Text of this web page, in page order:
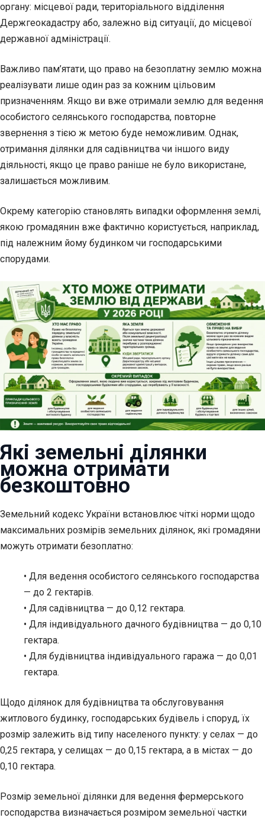
органу: місцевої ради, територіального відділення
Держгеокадастру або, залежно від ситуації, до місцевої
державної адміністрації.
Важливо пам’ятати, що право на безоплатну землю можна
реалізувати лише один раз за кожним цільовим
призначенням. Якщо ви вже отримали землю для ведення
особистого селянського господарства, повторне
звернення з тією ж метою буде неможливим. Однак,
отримання ділянки для садівництва чи іншого виду
діяльності, якщо це право раніше не було використане,
залишається можливим.
Окрему категорію становлять випадки оформлення землі,
якою громадянин вже фактично користується, наприклад,
під належним йому будинком чи господарськими
спорудами.
Які земельні ділянки
можна отримати
безкоштовно
Земельний кодекс України встановлює чіткі норми щодо
максимальних розмірів земельних ділянок, які громадяни
можуть отримати безоплатно:
• Для ведення особистого селянського господарства
— до 2 гектарів.
• Для садівництва — до 0,12 гектара.
• Для індивідуального дачного будівництва — до 0,10
гектара.
• Для будівництва індивідуального гаража — до 0,01
гектара.
Щодо ділянок для будівництва та обслуговування
житлового будинку, господарських будівель і споруд, їх
розмір залежить від типу населеного пункту: у селах — до
0,25 гектара, у селищах — до 0,15 гектара, а в містах — до
0,10 гектара.
Розмір земельної ділянки для ведення фермерського
господарства визначається розміром земельної частки